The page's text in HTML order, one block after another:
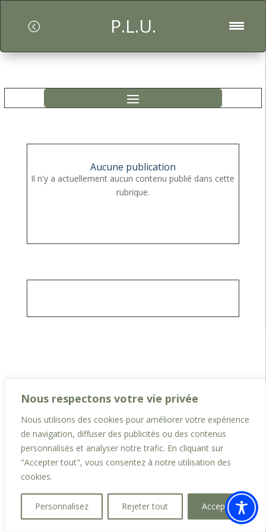
Nous respectons votre vie privée
Nous utilisons des cookies pour améliorer votre expérience
de navigation, diffuser des publicités ou des contenus
personnalisés et analyser notre trafic. En cliquant sur
"Accepter tout", vous consentez à notre utilisation des
cookies.
Personnalisez Rejeter tout Accepter
P.L.U.
Aucune publication
Il n'y a actuellement aucun contenu publié dans cette
rubrique.